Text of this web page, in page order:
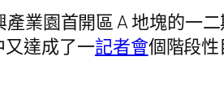
產業園首開區 A 地塊的一
達成了一記者會個階段